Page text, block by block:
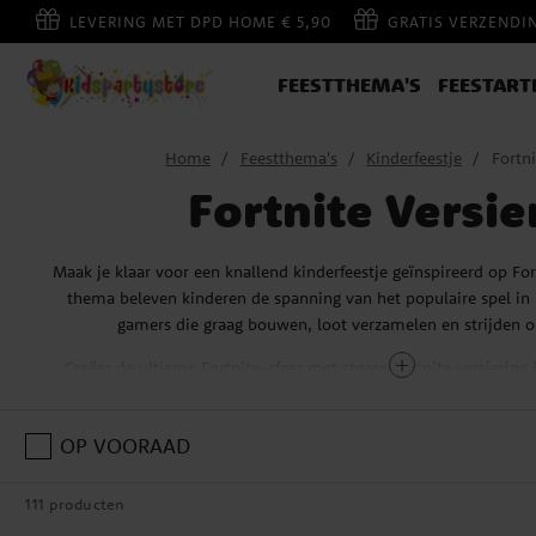
LEVERING MET DPD HOME € 5,90 GRATIS
FEESTTHEMA'S
Home Feestthema's Kinderfeestje
Fortnite
Maak je klaar voor een knallend kinderfeestje geïnspireerd op
thema beleven kinderen de spanning van het populaire spel
gamers die graag bouwen, loot verzamelen en strijden
Creëer de ultieme Fortnite-sfeer met stoere Fortnite versiering
skins en dansjes uit de game. Voor kleine bakkers zijn er ook
OP VOORAAD
111 producten